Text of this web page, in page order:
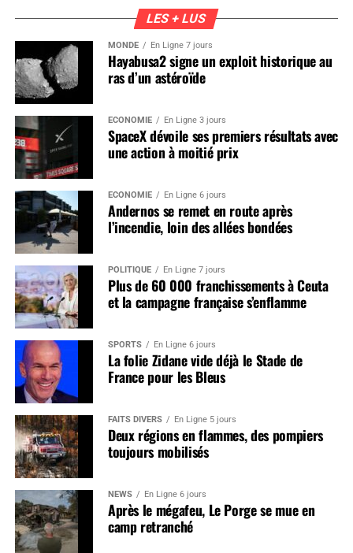
LES + LUS
MONDE En Ligne 7 jours
Hayabusa2 signe un exploit historique au
ras d’un astéroïde
ÉCONOMIE En Ligne 3 jours
SpaceX dévoile ses premiers résultats avec
une action à moitié prix
ÉCONOMIE En Ligne 6 jours
Andernos se remet en route après
l’incendie, loin des allées bondées
POLITIQUE En Ligne 7 jours
Plus de 60 000 franchissements à Ceuta
et la campagne française s’enflamme
SPORTS En Ligne 6 jours
La folie Zidane vide déjà le Stade de
France pour les Bleus
FAITS DIVERS En Ligne 5 jours
Deux régions en flammes, des pompiers
toujours mobilisés
NEWS En Ligne 6 jours
Après le mégafeu, Le Porge se mue en
camp retranché